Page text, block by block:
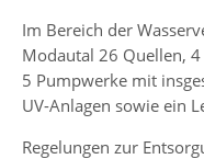
Im Bereich der
Modautal 26 Quellen,
5 Pumpwerke mit
UV-Anlagen sowie ein
Regelungen zur